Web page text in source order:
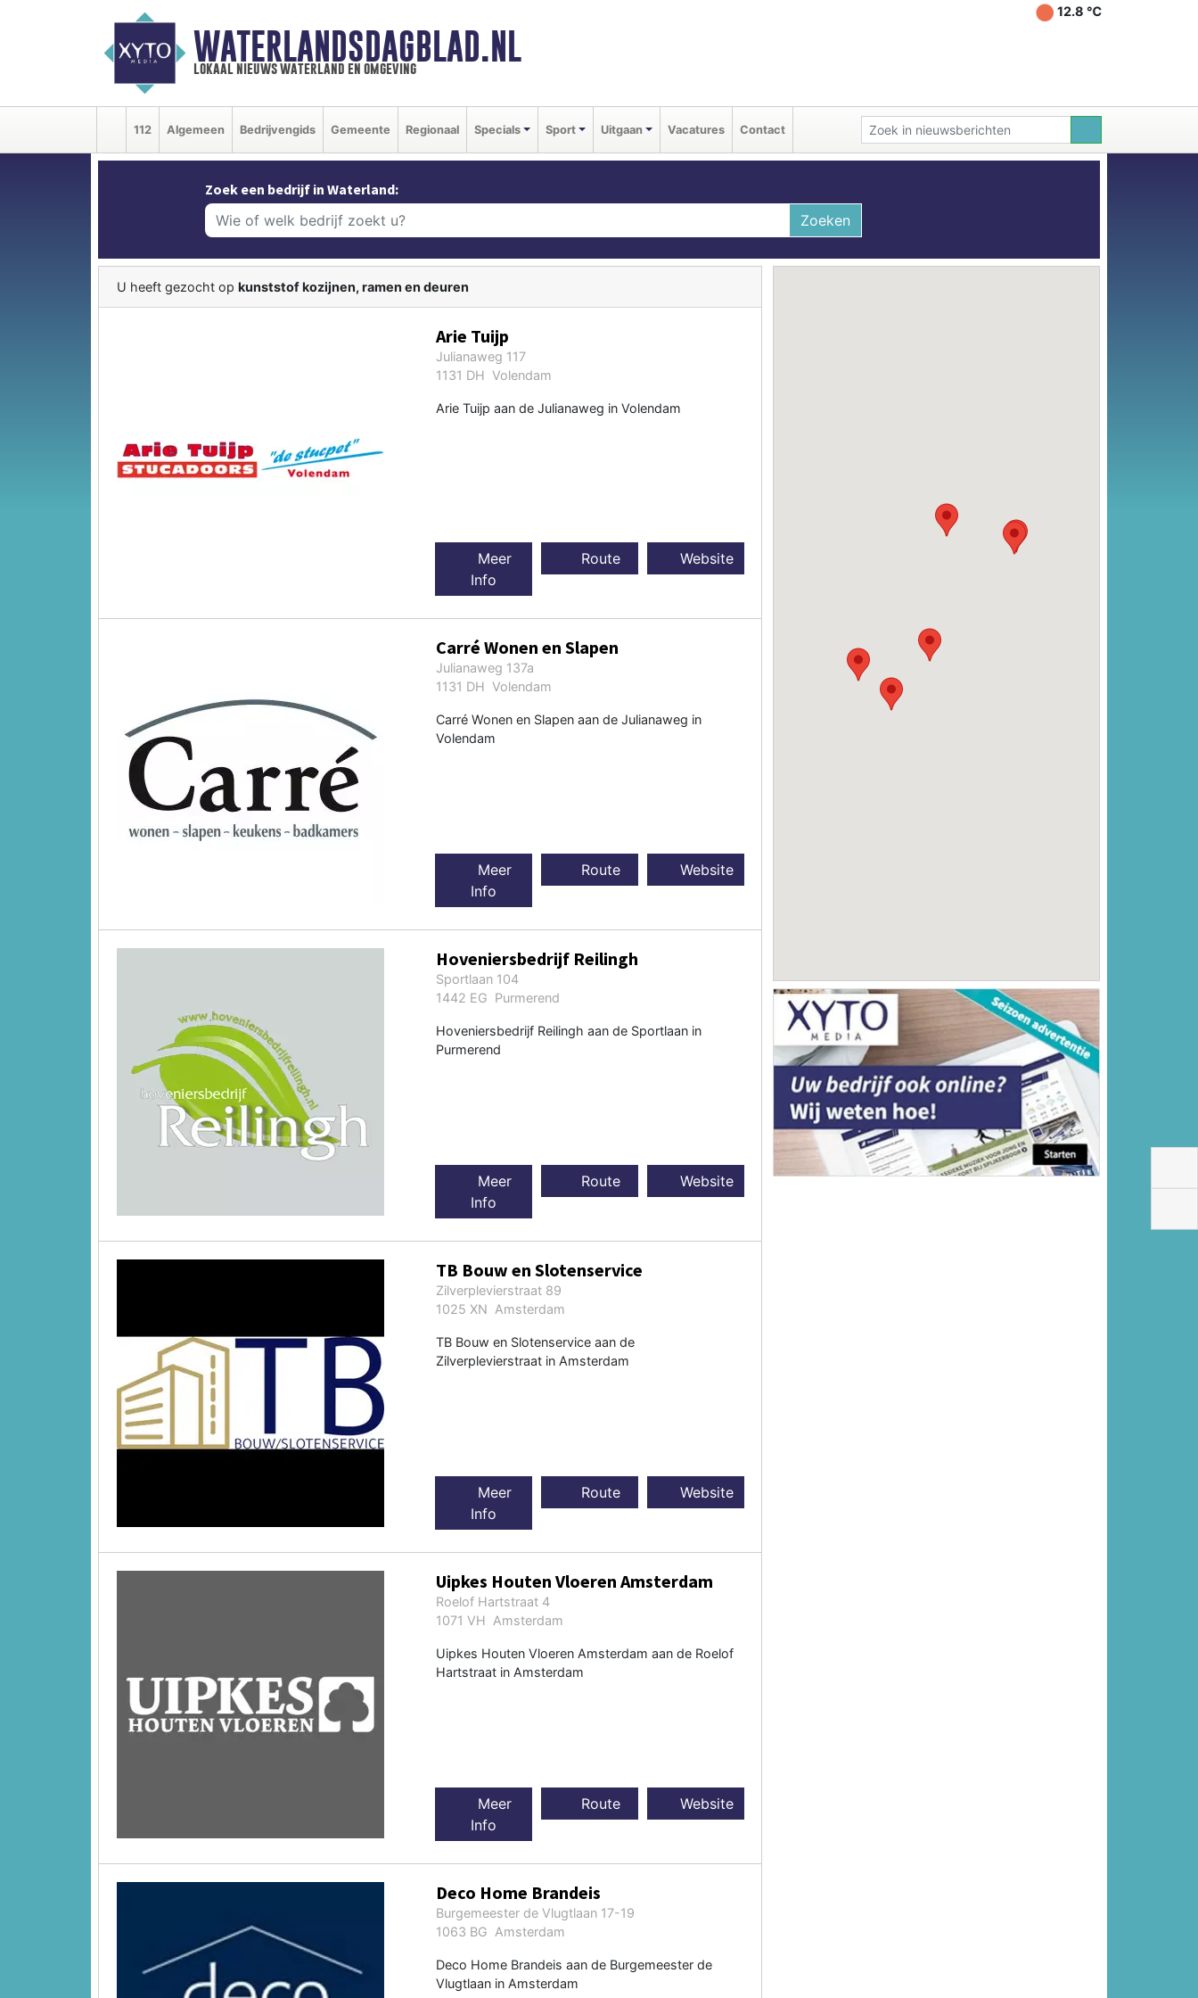
WATERLANDSDAGBLAD.NL
lokaal nieuws waterland en omgeving
12.8 ℃
112 Algemeen Bedrijvengids Gemeente Regionaal Specials Sport Uitgaan Vacatures Contact
Zoek een bedrijf in Waterland:
Zoeken
U heeft gezocht op kunststof kozijnen, ramen en deuren
Arie Tuijp
Julianaweg 117
1131 DH Volendam
Arie Tuijp aan de Julianaweg in Volendam
Meer
Info
Route Website
Carré Wonen en Slapen
Julianaweg 137a
1131 DH Volendam
Carré Wonen en Slapen aan de Julianaweg in
Volendam
Meer
Info
Route Website
Hoveniersbedrijf Reilingh
Sportlaan 104
1442 EG Purmerend
Hoveniersbedrijf Reilingh aan de Sportlaan in
Purmerend
Meer
Info
Route Website
TB Bouw en Slotenservice
Zilverplevierstraat 89
1025 XN Amsterdam
TB Bouw en Slotenservice aan de
Zilverplevierstraat in Amsterdam
Meer
Info
Route Website
Uipkes Houten Vloeren Amsterdam
Roelof Hartstraat 4
1071 VH Amsterdam
Uipkes Houten Vloeren Amsterdam aan de Roelof
Hartstraat in Amsterdam
Meer
Info
Route Website
Deco Home Brandeis
Burgemeester de Vlugtlaan 17-19
1063 BG Amsterdam
Deco Home Brandeis aan de Burgemeester de
Vlugtlaan in Amsterdam